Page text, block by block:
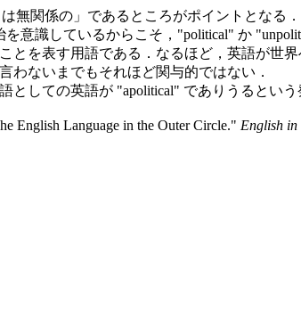
無関係の」であるところがポイントとなる
意識しているからこそ，"political" か
とを表す用語である．なるほど，英語が世
わないまでもそれほど関与的ではない．
しての英語が "apolitical" でありうるという
English Language in the Outer Circle." English in